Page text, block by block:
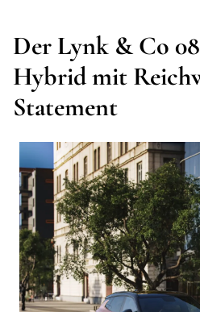
Der Lynk & Co
Hybrid mit
Statement